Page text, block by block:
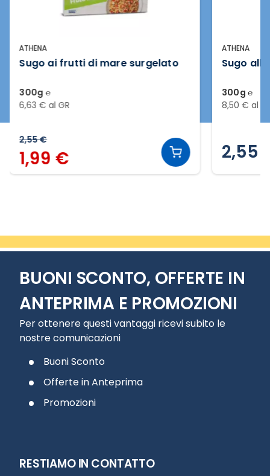
ATHENA
Sugo ai frutti di mare surgelato
300g ℮
6,63 € al GR
2,55 €
1,99 €
ATHENA
Sugo
300g ℮
8,50 € al
2,55
BUONI SCONTO, OFFERTE IN
ANTEPRIMA E PROMOZIONI
Per ottenere questi vantaggi ricevi subito le
nostre comunicazioni
Buoni Sconto
Offerte in Anteprima
Promozioni
RESTIAMO IN CONTATTO